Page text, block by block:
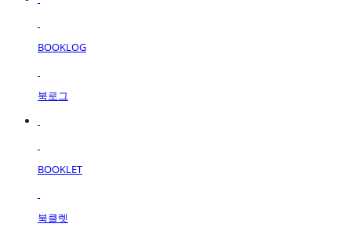
BOOKLOG
북로그
BOOKLET
북클렛